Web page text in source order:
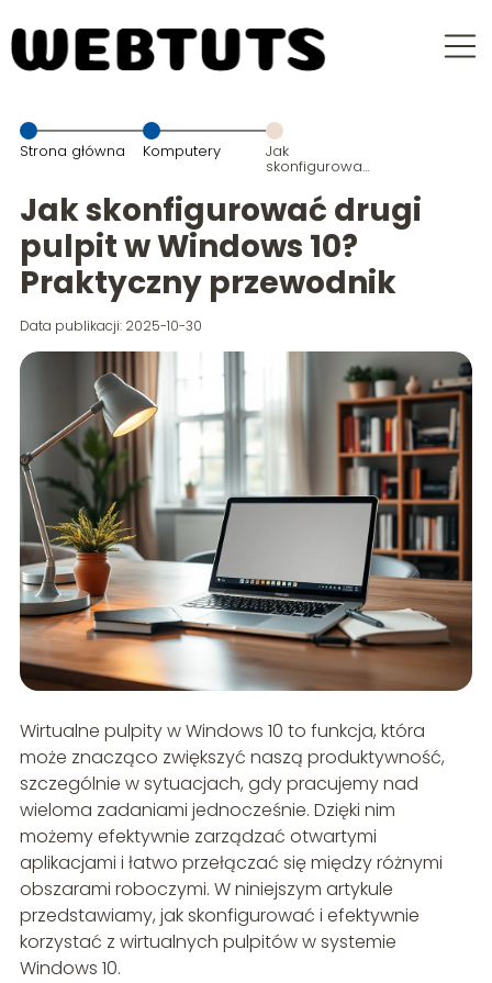
Strona główna Komputery Jak
skonfigurować
Windows 10?
Praktyczny
przewodnik
Jak skonfigurować drugi
pulpit w Windows 10?
Praktyczny przewodnik
Data publikacji: 2025-10-30
Wirtualne pulpity w Windows 10 to funkcja, która
może znacząco zwiększyć naszą produktywność,
szczególnie w sytuacjach, gdy pracujemy nad
wieloma zadaniami jednocześnie. Dzięki nim
możemy efektywnie zarządzać otwartymi
aplikacjami i łatwo przełączać się między różnymi
obszarami roboczymi. W niniejszym artykule
przedstawiamy, jak skonfigurować i efektywnie
korzystać z wirtualnych pulpitów w systemie
Windows 10.